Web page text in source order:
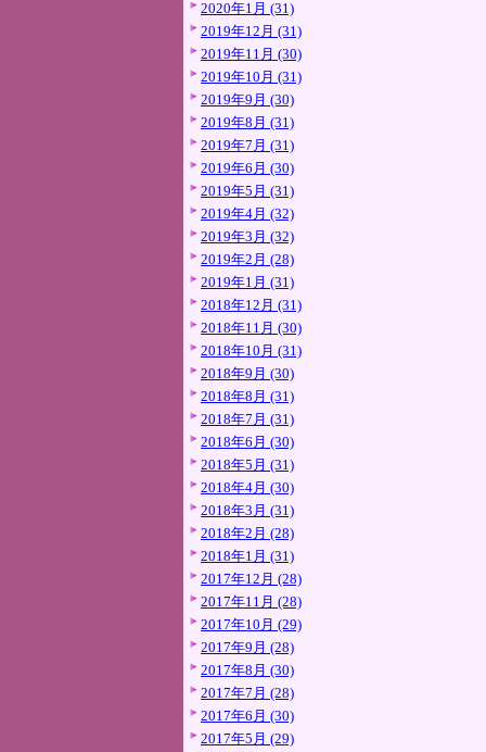
2020年1月 (31)
2019年12月 (31)
2019年11月 (30)
2019年10月 (31)
2019年9月 (30)
2019年8月 (31)
2019年7月 (31)
2019年6月 (30)
2019年5月 (31)
2019年4月 (32)
2019年3月 (32)
2019年2月 (28)
2019年1月 (31)
2018年12月 (31)
2018年11月 (30)
2018年10月 (31)
2018年9月 (30)
2018年8月 (31)
2018年7月 (31)
2018年6月 (30)
2018年5月 (31)
2018年4月 (30)
2018年3月 (31)
2018年2月 (28)
2018年1月 (31)
2017年12月 (28)
2017年11月 (28)
2017年10月 (29)
2017年9月 (28)
2017年8月 (30)
2017年7月 (28)
2017年6月 (30)
2017年5月 (29)